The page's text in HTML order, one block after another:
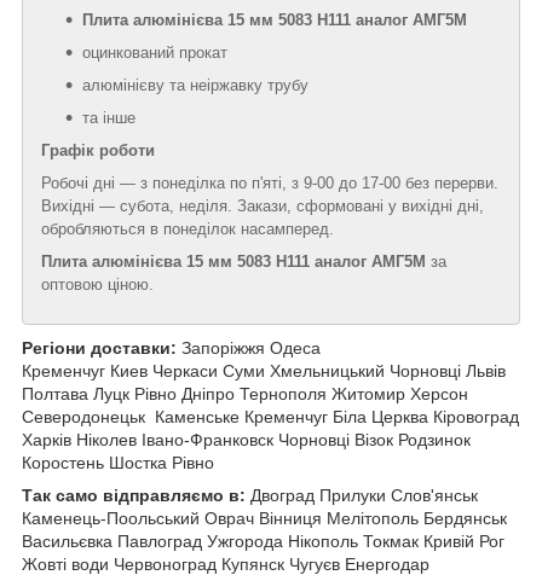
Плита алюмінієва 15 мм 5083 Н111 аналог АМГ5М
оцинкований прокат
алюмінієву та неіржавку трубу
та інше
Графік роботи
Робочі дні — з понеділка по п'яті, з 9-00 до 17-00 без перерви.
Вихідні — субота, неділя. Закази, сформовані у вихідні дні,
обробляються в понеділок насамперед.
Плита алюмінієва 15 мм 5083 Н111 аналог АМГ5М за
оптовою ціною.
Регіони доставки: Запоріжжя Одеса
Кременчуг Киев Черкаси Суми Хмельницький Чорновці Львів
Полтава Луцк Рівно Дніпро Тернополя Житомир Херсон
Северодонецьк Каменське Кременчуг Біла Церква Кіровоград
Харків Ніколев Івано-Франковск Чорновці Візок Родзинок
Коростень Шостка Рівно
Так само відправляємо в: Двоград Прилуки Слов'янськ
Каменець-Поольський Оврач Вінниця Мелітополь Бердянськ
Васильєвка Павлоград Ужгорода Нікополь Токмак Кривій Рог
Жовті води Червоноград Купянск Чугуєв Енергодар